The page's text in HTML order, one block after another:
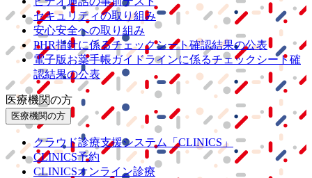
セキュリティの取り組み
安心安全への取り組み
PHR指針に係るチェックシート確認結果の公表
電子版お薬手帳ガイドラインに係るチェックシート確
認結果の公表
医療機関の方
医療機関の方
クラウド診療支援システム
「CLINICS」
CLINICS予約
CLINICSオンライン診療